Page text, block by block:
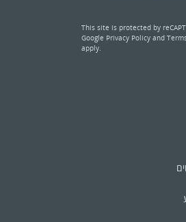
This site is protected by
Google Privacy Policy and
apply.